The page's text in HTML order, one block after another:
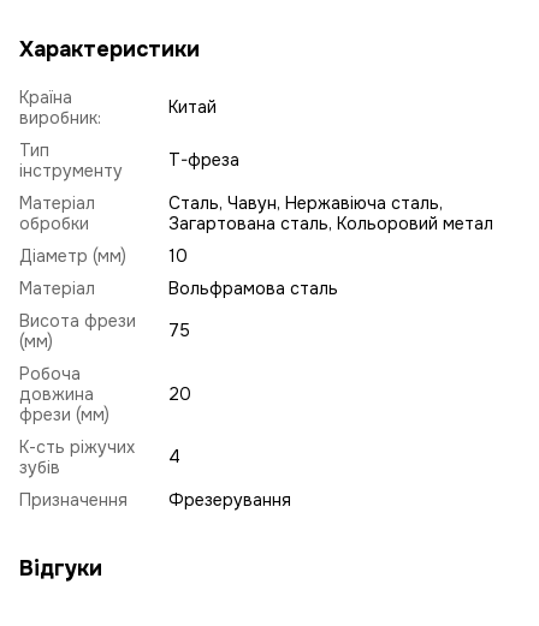
Характеристики
Країна
виробник:
Китай
Тип
інструменту
T-фреза
Матеріал
обробки
Сталь, Чавун, Нержавіюча сталь,
Загартована сталь, Кольоровий метал
Діаметр (мм)
10
Матеріал
Вольфрамова сталь
Висота фрези
(мм)
75
Робоча
довжина
фрези (мм)
20
К-сть ріжучих
зубів
4
Призначення
Фрезерування
Відгуки